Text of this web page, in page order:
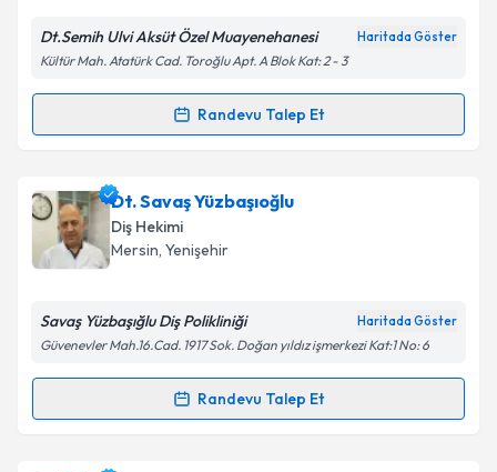
Kişisel verilerimin işlenmesine ilişkin
Aydınlatma
Metni'ni okudum ve kişisel verilerimin belirtilen
kapsamda işlenmesini kabul ediyorum.
Dt.Semih Ulvi Aksüt Özel Muayenehanesi Haritada Göster
Kültür Mah. Atatürk Cad. Toroğlu Apt. A Blok Kat: 2 - 3
Randevu Talep Et
Randevu Takvimi Talebi
Dt. Semih Ulvi Aksütiçin randevu takvimi talebi
oluşturun. Size bu uzmandan randevu almanız için bir
takvim hazırlandığında e-posta ile bilgilendireceğiz.
Kişisel verilerimin işlenmesine ilişkin
Metni'ni okudum ve kişisel verilerimin belirtilen
Dt. Savaş Yüzbaşıoğlu
Diş Hekimi
Mersin, Yenişehir
Savaş Yüzbaşığlu Diş Polikliniği Haritada Göster
Güvenevler Mah.16.Cad. 1917 Sok. Doğan yıldız işmerkezi Kat:1 No: 6
Randevu Talep Et
Randevu Takvimi Talebi